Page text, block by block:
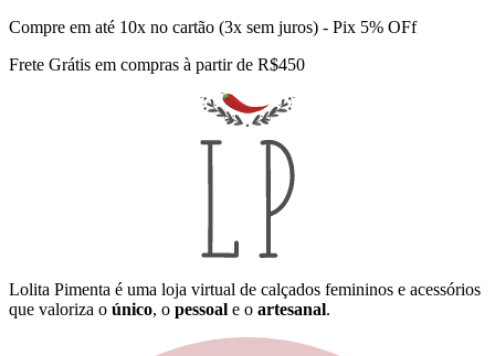
Compre em até 10x no cartão (3x sem juros) - Pix 5% OFf
Frete Grátis em compras à partir de R$450
Lolita Pimenta é uma loja virtual de calçados femininos e acessórios
que valoriza o único, o pessoal e o artesanal.